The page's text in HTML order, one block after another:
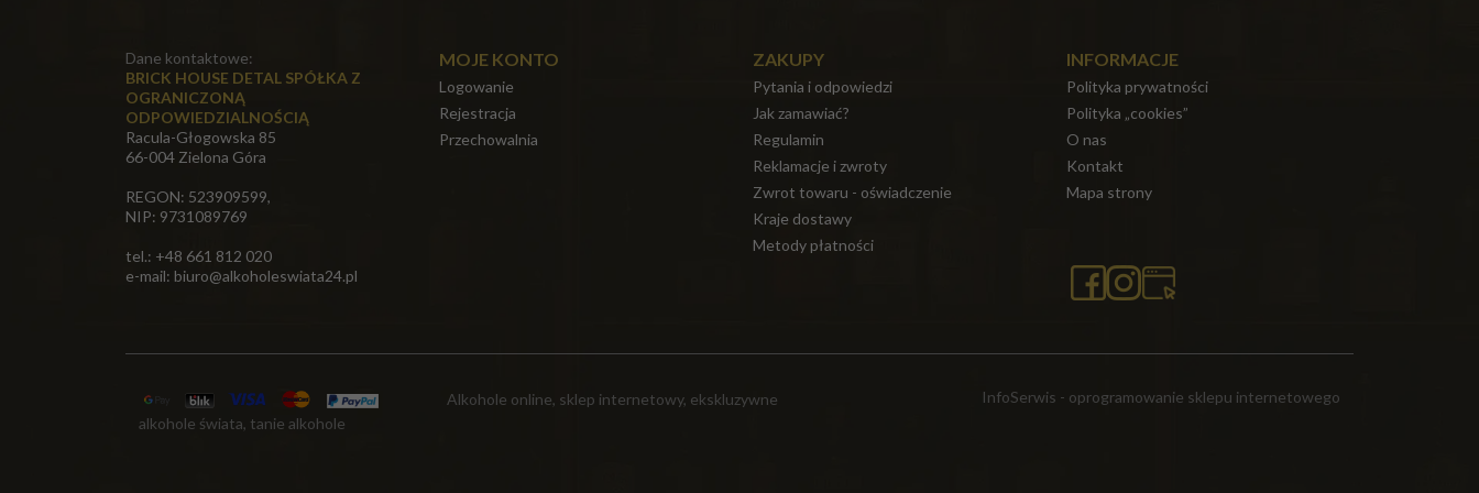
Dane kontaktowe:
BRICK HOUSE DETAL SPÓŁKA Z
OGRANICZONĄ
ODPOWIEDZIALNOŚCIĄ
Racula-Głogowska 85
66-004 Zielona Góra
REGON: 523909599,
NIP: 9731089769
tel.: +48 661 812 020
e-mail: biuro@alkoholeswiata24.pl
MOJE KONTO
Logowanie
Rejestracja
Przechowalnia
ZAKUPY
Pytania i odpowiedzi
Jak zamawiać?
Regulamin
Reklamacje i zwroty
Zwrot towaru - oświadczenie
Kraje dostawy
Metody płatności
INFORMACJE
Polityka prywatności
Polityka „cookies”
O nas
Kontakt
Mapa strony
Alkohole online, sklep internetowy, ekskluzywne
alkohole świata, tanie alkohole
InfoSerwis - oprogramowanie sklepu internetowego